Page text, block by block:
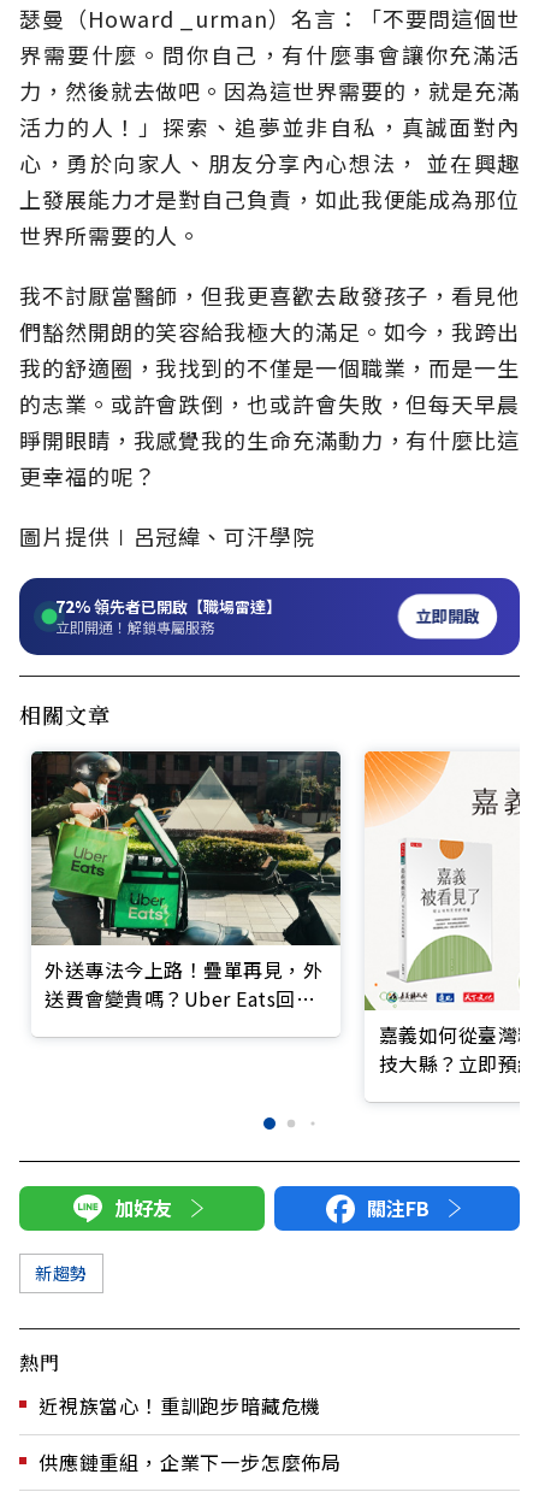
瑟曼（Howard _urman）名言：「不要問這個世
界需要什麼。問你自己，有什麼事會讓你充滿活
力，然後就去做吧。因為這世界需要的，就是充滿
活力的人！」探索、追夢並非自私，真誠面對內
心，勇於向家人、朋友分享內心想法， 並在興趣
上發展能力才是對自己負責，如此我便能成為那位
世界所需要的人。
我不討厭當醫師，但我更喜歡去啟發孩子，看見他
們豁然開朗的笑容給我極大的滿足。如今，我跨出
我的舒適圈，我找到的不僅是一個職業，而是一生
的志業。或許會跌倒，也或許會失敗，但每天早晨
睜開眼睛，我感覺我的生命充滿動力，有什麼比這
更幸福的呢？
圖片提供∣呂冠緯、可汗學院
72%領先者已開啟【職場雷達】
立即開通！解鎖專屬服務 立即開啟
相關文章
外送專法今上路！疊單再見，外
送費會變貴嗎？Uber Eats回應
嘉義如何從臺灣
技大縣？立即預
加好友 關注FB
新趨勢
熱門
近視族當心！重訓跑步暗藏危機
供應鏈重組，企業下一步怎麼佈局